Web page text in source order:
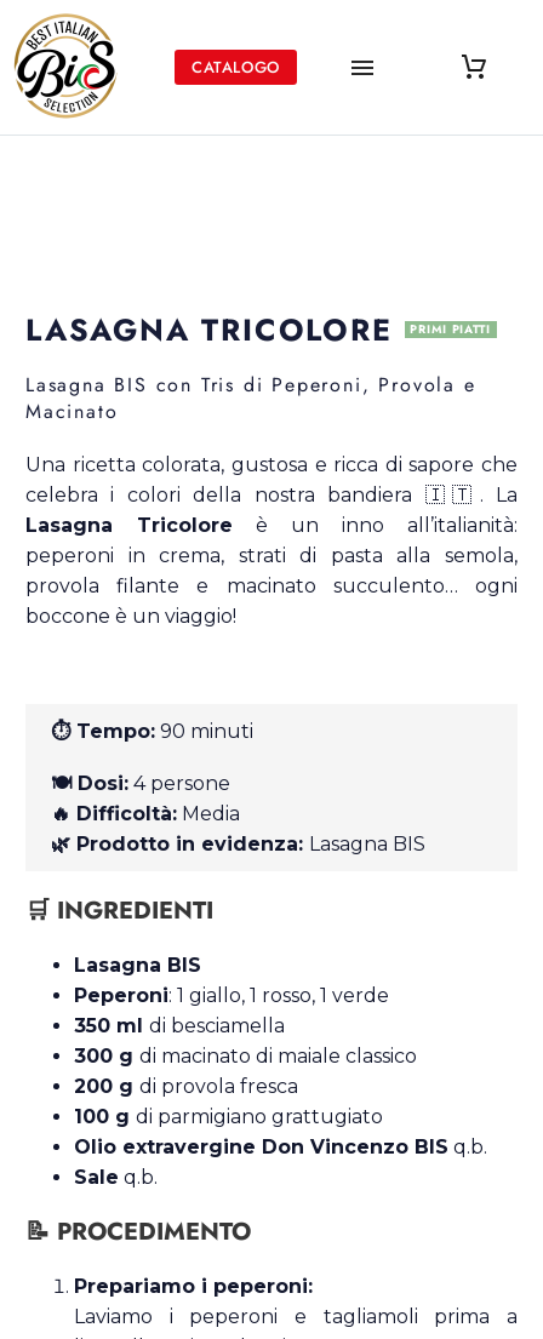
CATALOGO
LASAGNA TRICOLORE PRIMI PIATTI
Lasagna BIS con Tris di Peperoni, Provola e
Macinato
Una ricetta colorata, gustosa e ricca di sapore che
celebra i colori della nostra bandiera 🇮🇹. La
Lasagna Tricolore è un inno all’italianità:
peperoni in crema, strati di pasta alla semola,
provola filante e macinato succulento… ogni
boccone è un viaggio!
⏱ Tempo: 90 minuti
🍽 Dosi: 4 persone
🔥 Difficoltà: Media
🌿 Prodotto in evidenza: Lasagna BIS
🛒 INGREDIENTI
Lasagna BIS
Peperoni: 1 giallo, 1 rosso, 1 verde
350 ml di besciamella
300 g di macinato di maiale classico
200 g di provola fresca
100 g di parmigiano grattugiato
Olio extravergine Don Vincenzo BIS q.b.
Sale q.b.
📝 PROCEDIMENTO
Prepariamo i peperoni:
Laviamo i peperoni e tagliamoli prima a